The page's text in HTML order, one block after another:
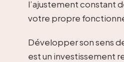
l’ajustement constant
votre propre
Développer son sens
est un investissement